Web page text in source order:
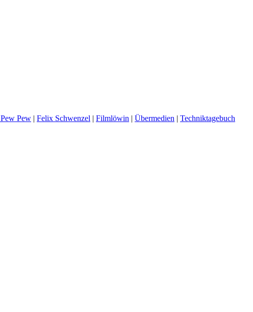
Pew | Felix Schwenzel | Filmlöwin | Übermedien | Techniktagebuch